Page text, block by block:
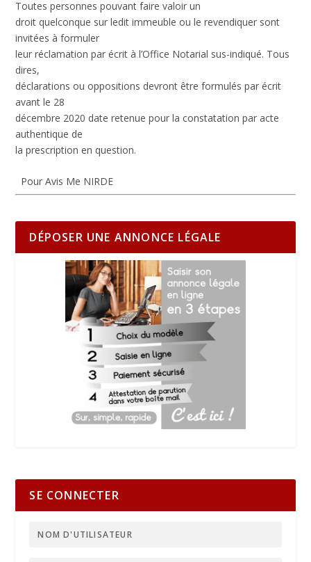
Toutes personnes pouvant faire valoir un
droit quelconque sur ledit immeuble ou le revendiquer sont
invitées à formuler
leur réclamation par écrit à l’Office Notarial sus-indiqué. Tous
dires,
déclarations ou oppositions devront être formulés par écrit
avant le 28
décembre 2020 date retenue pour la constatation par acte
authentique de
la prescription en question.
Pour Avis Me NIRDE
DÉPOSER UNE ANNONCE LÉGALE
SE CONNECTER